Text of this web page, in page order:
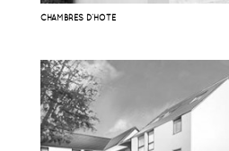
CHAMBRES D’HOTE